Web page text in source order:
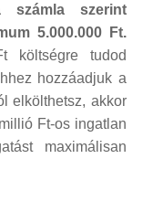
számla szerint
5.000.000 Ft.
költségre tudod
hozzáadjuk a
elkölthetsz, akkor
Ft-os ingatlan
maximálisan